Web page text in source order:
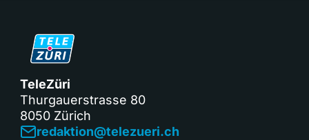
TeleZüri
Thurgauerstrasse 80
8050 Zürich
redaktion@telezueri.ch